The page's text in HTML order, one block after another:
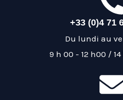
+33 (0)4 71
Du lundi au
9 h 00 - 12 h00 /